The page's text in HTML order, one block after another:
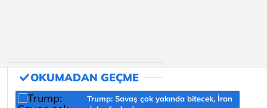
Trump: Savaş çok yakında bitecek, İran